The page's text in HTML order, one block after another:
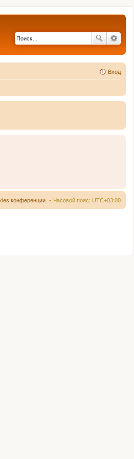
Вход
Часовой пояс: UTC+03:00
конференции